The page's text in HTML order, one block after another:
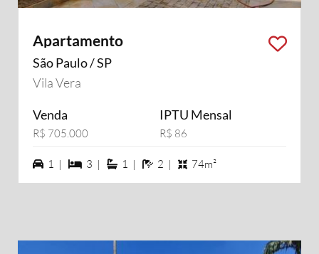
Apartamento
São Paulo / SP
Vila Vera
Venda
R$ 705.000
IPTU Mensal
R$ 86
1 vagas na garagem
1 | 3 dormiórios
3 | 1 suítes
1 | 2 banheiros
2 | 74m²